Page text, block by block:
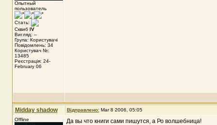
Опытный
пользователь
Стать:
Сквиб IV
Вигляд: --
Група: Користувачі
Повідомлень: 34
Користувач №:
13485
Реєстрація: 24-
February 06
Midday shadow Відправлено: Mar 8 2006, 05:05
Offline
Да вы что книги сами пишутся, а Ро волшебница!